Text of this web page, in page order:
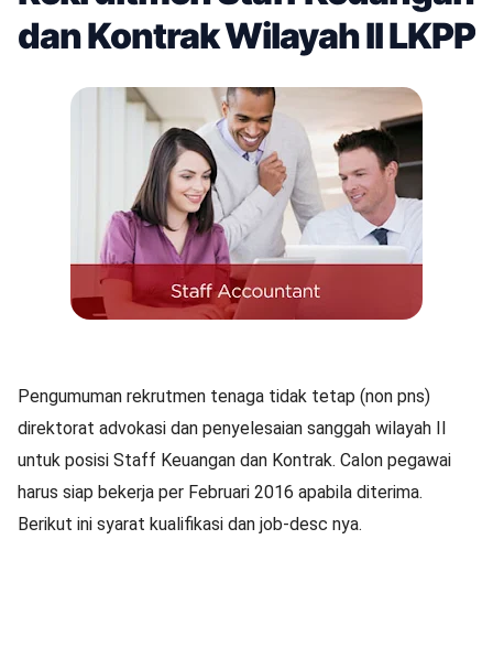
dan Kontrak Wilayah II LKPP
Pengumuman rekrutmen tenaga tidak tetap (non pns)
direktorat advokasi dan penyelesaian sanggah wilayah II
untuk posisi Staff Keuangan dan Kontrak. Calon pegawai
harus siap bekerja per Februari 2016 apabila diterima.
Berikut ini syarat kualifikasi dan job-desc nya.